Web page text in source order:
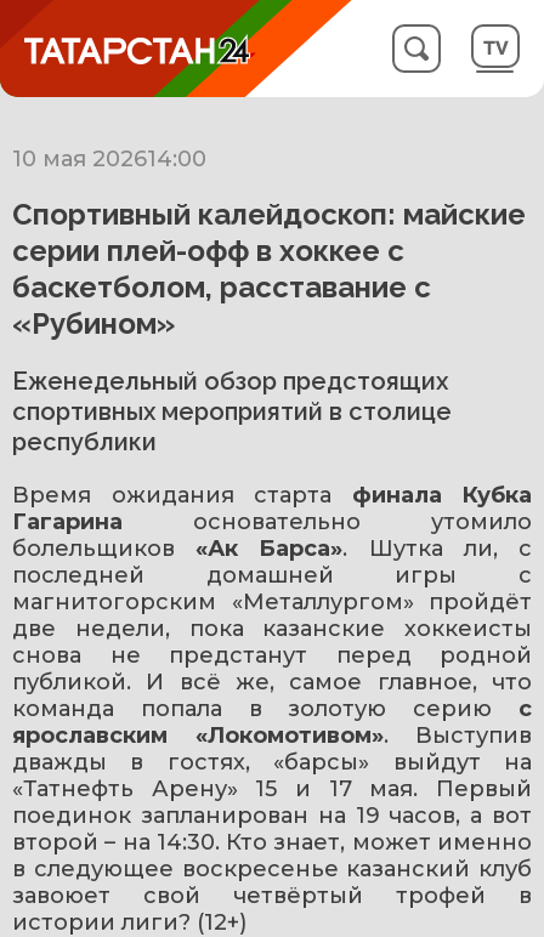
10 мая 202614:00
Спортивный калейдоскоп: майские
серии плей-офф в хоккее с
баскетболом, расставание с
«Рубином»
Еженедельный обзор предстоящих
спортивных мероприятий в столице
республики
Время ожидания старта финала Кубка
Гагарина основательно утомило
болельщиков «Ак Барса». Шутка ли, с
последней домашней игры с
магнитогорским «Металлургом» пройдёт
две недели, пока казанские хоккеисты
снова не предстанут перед родной
публикой. И всё же, самое главное, что
команда попала в золотую серию с
ярославским «Локомотивом». Выступив
дважды в гостях, «барсы» выйдут на
«Татнефть Арену» 15 и 17 мая. Первый
поединок запланирован на 19 часов, а вот
второй – на 14:30. Кто знает, может именно
в следующее воскресенье казанский клуб
завоюет свой четвёртый трофей в
истории лиги? (12+)